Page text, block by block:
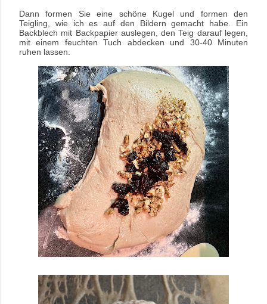
Dann formen Sie eine schöne Kugel und formen den
Teigling, wie ich es auf den Bildern gemacht habe. Ein
Backblech mit Backpapier auslegen, den Teig darauf legen,
mit einem feuchten Tuch abdecken und 30-40 Minuten
ruhen lassen.